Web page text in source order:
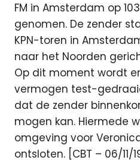
FM in Amsterdam op
genomen. De zender
KPN-toren in
naar het Noorden
Op dit moment wordt
vermogen test-
dat de zender
mogen kan. Hiermede
omgeving voor
ontsloten. [CBT – 06/11/